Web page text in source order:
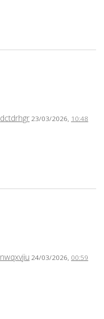
dctdrhgr 23/03/2026, 10:48
nwqxvjiu 24/03/2026, 00:59